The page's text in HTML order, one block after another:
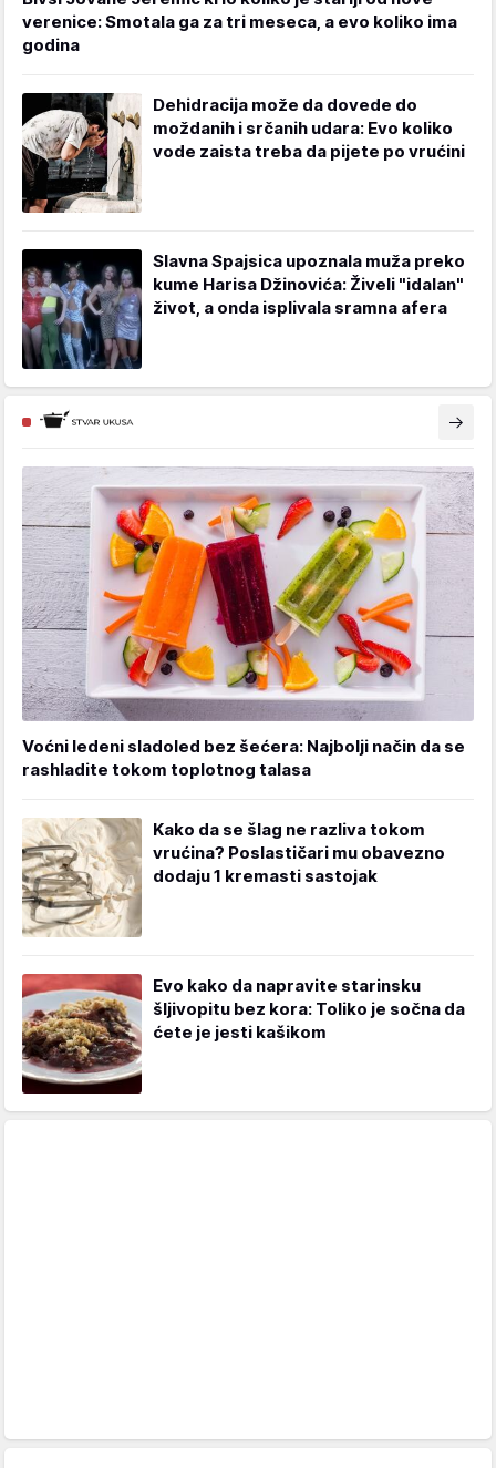
verenice: Smotala ga za tri meseca, a evo koliko ima
godina
Dehidracija može da dovede do
moždanih i srčanih udara: Evo koliko
vode zaista treba da pijete po vrućini
Slavna Spajsica upoznala muža preko
kume Harisa Džinovića: Živeli "idalan"
život, a onda isplivala sramna afera
Voćni ledeni sladoled bez šećera: Najbolji način da se
rashladite tokom toplotnog talasa
Kako da se šlag ne razliva tokom
vrućina? Poslastičari mu obavezno
dodaju 1 kremasti sastojak
Evo kako da napravite starinsku
šljivopitu bez kora: Toliko je sočna da
ćete je jesti kašikom